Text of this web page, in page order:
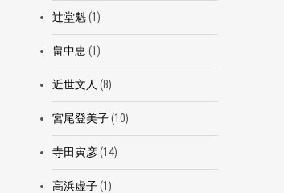
辻堂魁(1)
畠中恵(1)
近世文人 (8)
宮尾登美子(10)
寺田寅彦(14)
高浜虚子(1)